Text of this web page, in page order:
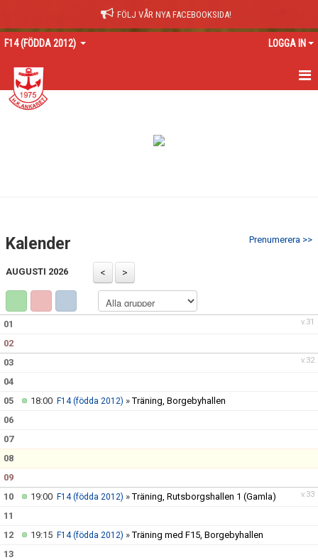
FÖLJ VÅR NYA FACEBOOKSIDA!
F14 (FÖDDA 2012) LOGGA IN
HEM
KONTAKT
Prenumerera >>
Kalender
AUGUSTI 2026
v.31
01
02
v.32
03
04
05
18:00 F14 (födda 2012) »Träning, Borgebyhallen
06
07
08
09
v.33
10 19:00 F14 (födda 2012) »Träning, Rutsborgshallen 1 (Gamla)
11
12
19:15 F14 (födda 2012) »Träning med F15, Borgebyhallen
13